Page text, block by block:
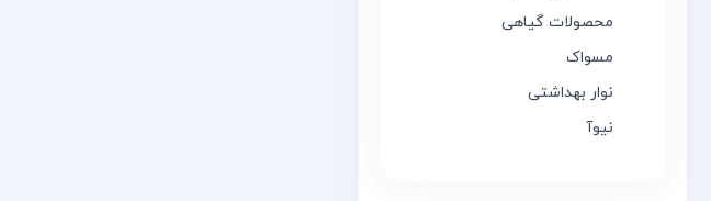
محصولات گیاهی
مسواک
نوار بهداشتی
نیوآ